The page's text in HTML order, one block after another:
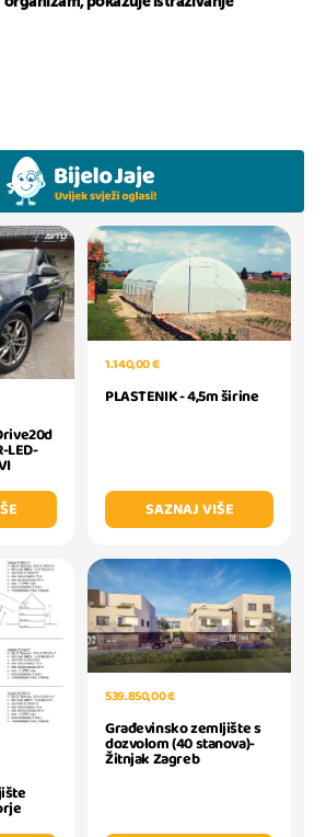
LED-
1.140,00 €
PLASTENIK - 4,5m širine
SAZNAJ VIŠE
539.850,00 €
Građevinsko zemljište s
dozvolom (40 stanova)-
Žitnjak Zagreb